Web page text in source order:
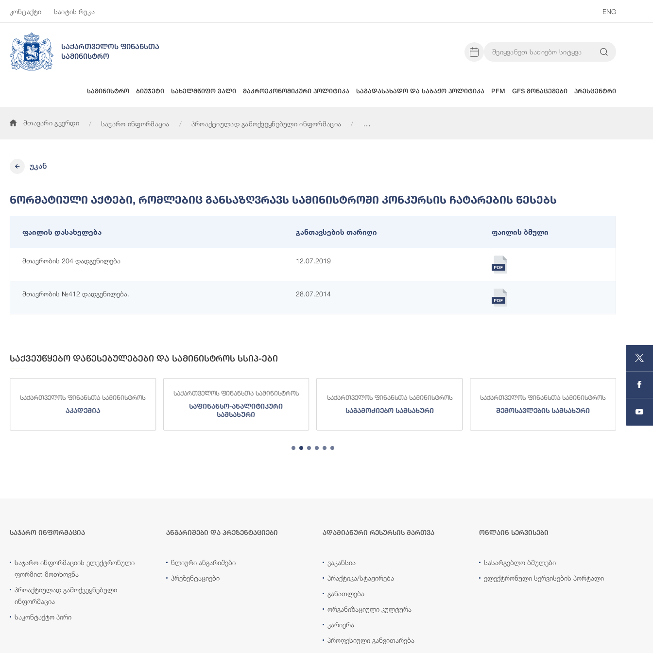
კონტაქტი საიტის რუკა ENG
საქართველოს ფინანსთა
სამინისტრო
სამინისტრო ბიუჯეტი სახელმწიფო ვალი მაკროეკონომიკური პოლიტიკა საგადასახადო და საბაჟო პოლიტიკა PFM GFS მონაცემები პრესცენტრი
მთავარი გვერდი საჯარო ინფორმაცია
პროაქტიულად გამოქვეყნებული ინფორმაცია
უკან
Ნორმატიული Აქტები, Რომლებიც Განსაზღვრავს Სამინისტროში Კონკურსის Ჩატარების Წესებს
ფაილის დასახელება განთავსების თარიღი ფაილის ბმული
მთავრობის 204 დადგენილება 12.07.2019
მთავრობის №412 დადგენილება. 28.07.2014
საქვეუწყებო დაწესებულებები და სამინისტროს სსიპ-ები
საქართველოს ფინანსთა სამინისტროს
აკადემია
საქართველოს ფინანსთა სამინისტროს
საფინანსო-ანალიტიკური
სამსახური
საქართველოს ფინანსთა სამინისტროს
საგამოძიებო სამსახური
საქართველოს ფინანსთა სამინისტროს
შემოსავლების სამსახური
საჯარო ინფორმაცია
საჯარო ინფორმაციის ელექტრონული
ფორმით მოთხოვნა
პროაქტიულად გამოქვეყნებული
ინფორმაცია
საკონტაქტო პირი
ანგარიშები და პრეზენტაციები
წლიური ანგარიშები
პრეზენტაციები
ადამიანური რესურსის მართვა
ვაკანსია
პრაქტიკა/სტაჟირება
განათლება
ორგანიზაციული კულტურა
კარიერა
პროფესიული განვითარება
ონლაინ სერვისები
სასარგებლო ბმულები
ელექტრონული სერვისების პორტალი